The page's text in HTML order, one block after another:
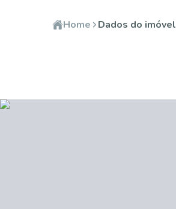
Home Dados do imóvel